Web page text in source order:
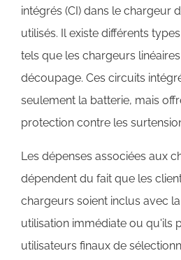
intégrés (CI) dans le chargeur
utilisés. Il existe différents
tels que les chargeurs
découpage. Ces circuits
seulement la batterie, mais
protection contre les
Les dépenses associées aux
dépendent du fait que les
chargeurs soient inclus avec
utilisation immédiate ou qu'ils
utilisateurs finaux de